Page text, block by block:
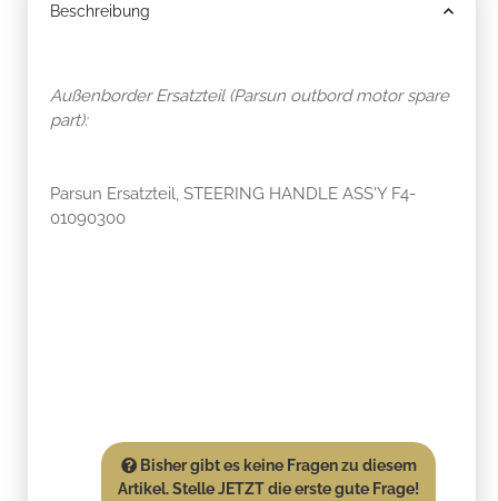
Beschreibung
Außenborder Ersatzteil (Parsun outbord motor spare
part):
Parsun Ersatzteil, STEERING HANDLE ASS'Y F4-
01090300
Bisher gibt es keine Fragen zu diesem
Artikel. Stelle JETZT die erste gute Frage!